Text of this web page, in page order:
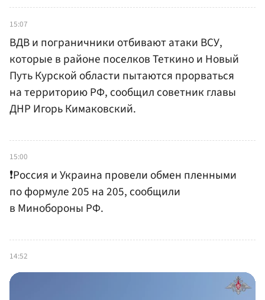
15:07
ВДВ и пограничники отбивают атаки ВСУ,
которые в районе поселков Теткино и Новый
Путь Курской области пытаются прорваться
на территорию РФ, сообщил советник главы
ДНР Игорь Кимаковский.
15:00
❗️Россия и Украина провели обмен пленными
по формуле 205 на 205, сообщили
в Минобороны РФ.
14:52